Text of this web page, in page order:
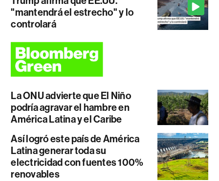
"mantendrá el estrecho" y lo
controlará
La ONU advierte que El Niño
podría agravar el hambre en
América Latina y el Caribe
Así logró este país de América
Latina generar toda su
electricidad con fuentes 100%
renovables